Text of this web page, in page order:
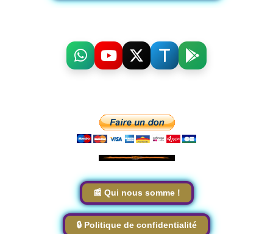
📰 Qui nous somme !
🔒 Politique de confidentialité